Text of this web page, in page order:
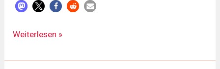
LDR#536
vom
Weiterlesen »